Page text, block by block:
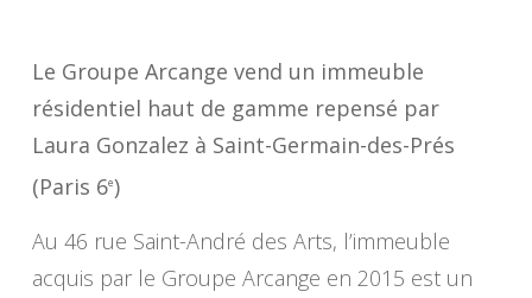
Le Groupe Arcange vend un immeuble
résidentiel haut de gamme repensé par
Laura Gonzalez à Saint-Germain-des-Prés
(Paris 6e)
Au 46 rue Saint-André des Arts, l’immeuble
acquis par le Groupe Arcange en 2015 est un